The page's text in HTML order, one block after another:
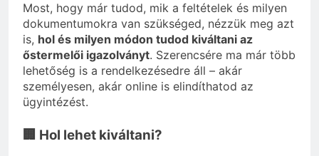
Most, hogy már tudod, mik a feltételek és milyen
dokumentumokra van szükséged, nézzük meg azt
is, hol és milyen módon tudod kiváltani az
őstermelői igazolványt. Szerencsére ma már több
lehetőség is a rendelkezésedre áll – akár
személyesen, akár online is elindíthatod az
ügyintézést.
🏢 Hol lehet kiváltani?